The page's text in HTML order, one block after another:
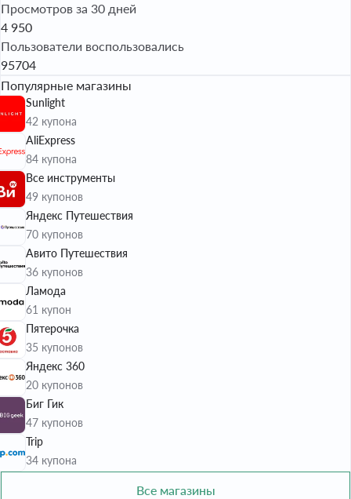
Просмотров за 30 дней
4 950
Пользователи воспользовались
95704
Популярные магазины
Sunlight
42 купона
AliExpress
84 купона
Все инструменты
49 купонов
Яндекс Путешествия
70 купонов
Авито Путешествия
36 купонов
Ламода
61 купон
Пятерочка
35 купонов
Яндекс 360
20 купонов
Биг Гик
47 купонов
Trip
34 купона
Все магазины